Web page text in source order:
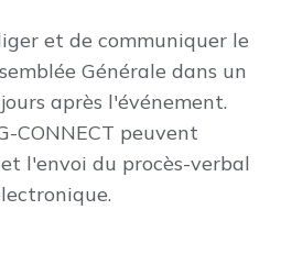
et de communiquer le
Générale dans un
après l'événement.
CONNECT peuvent
l'envoi du procès-verbal